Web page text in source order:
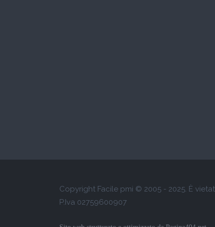
Copyright Facile pmi © 2005 - 2025. È
P.Iva 02759600907